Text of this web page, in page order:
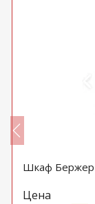
Шкаф Бержер
Цена